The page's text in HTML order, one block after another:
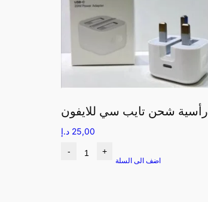
رأسية شحن تايب سي للايفون
25,00 د.إ
- +
اضف الى السلة